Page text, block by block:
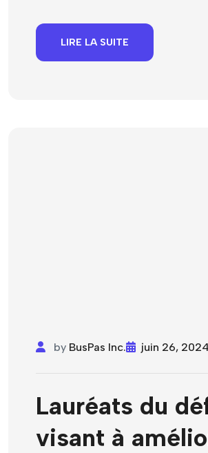
LIRE LA SUITE
by BusPas Inc. juin 26, 2024
Lauréats du
visant à